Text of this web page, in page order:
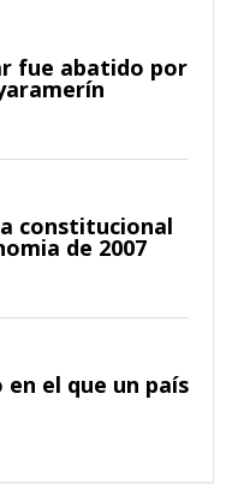
fue abatido por
constitucional
de 2007
en el que un país